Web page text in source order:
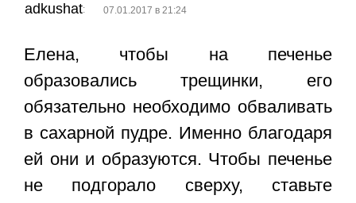
adkushat: 07.01.2017 в 21:24
Елена, чтобы на печенье
образовались трещинки, его
обязательно необходимо обваливать
в сахарной пудре. Именно благодаря
ей они и образуются. Чтобы печенье
не подгорало сверху, ставьте